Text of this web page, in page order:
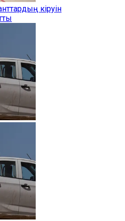
кіруін